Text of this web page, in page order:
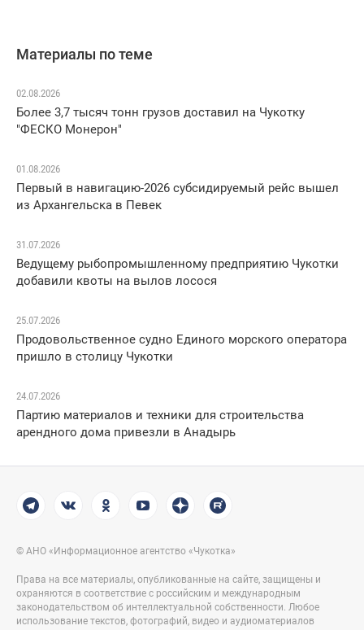
Материалы по теме
02.08.2026
Более 3,7 тысяч тонн грузов доставил на Чукотку
"ФЕСКО Монерон"
01.08.2026
Первый в навигацию-2026 субсидируемый рейс вышел
из Архангельска в Певек
31.07.2026
Ведущему рыбопромышленному предприятию Чукотки
добавили квоты на вылов лосося
25.07.2026
Продовольственное судно Единого морского оператора
пришло в столицу Чукотки
24.07.2026
Партию материалов и техники для строительства
арендного дома привезли в Анадырь
© АНО «Информационное агентство «Чукотка»
Права на все материалы, опубликованные на сайте, защищены и
охраняются в соответствие с российским и международным
законодательством об интеллектуальной собственности. Любое
использование текстов, фотографий, видео и аудиоматериалов